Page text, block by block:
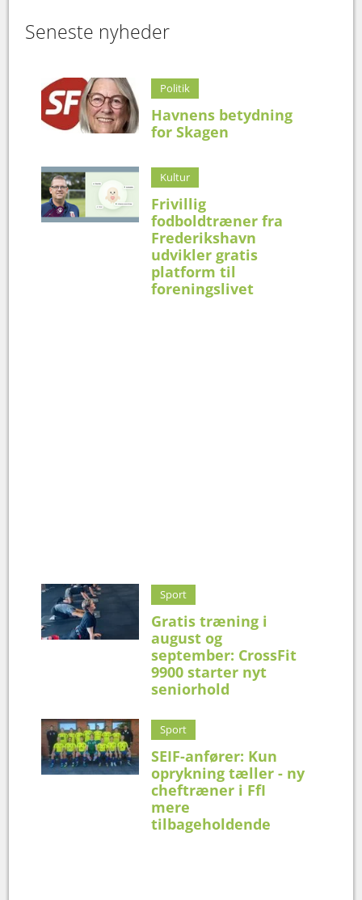
Seneste nyheder
Politik
Havnens betydning
for Skagen
Kultur
Frivillig
fodboldtræner fra
Frederikshavn
udvikler gratis
platform til
foreningslivet
Sport
Gratis træning i
august og
september: CrossFit
9900 starter nyt
seniorhold
Sport
SEIF-anfører: Kun
oprykning tæller - ny
cheftræner i FfI
mere
tilbageholdende